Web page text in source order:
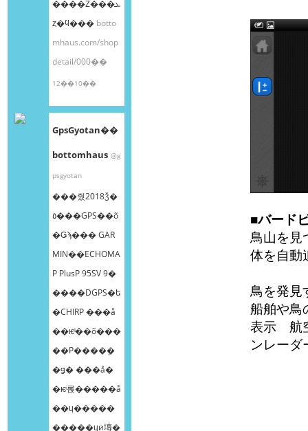
����Ź���ܥ
ȥ�ϥ��� botto
mhaus.com/shop
detail/000��
12��10��
GpsGyotan��
bottomhaus @g
psgyotan
���줬2018ǯ�
٥���GPS��õ
�Ǥϡ��� GAR
MIN��ECHOMA
P PlusP 95SV 9�
����DGPS�ե
�CHIRP ���å
��ѥͥ��õ���
��Ρ����ܸ�
�ǥ� ���å�
�ѥͥ롡�����å
��ɥ�����
�����ɥӥ塼�
■バード
鳥山を
体を自動
鳥を発見
船舶や
表示 航
ンレーダ